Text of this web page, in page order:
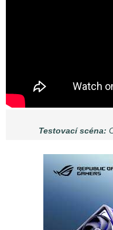
Testovací scéna: